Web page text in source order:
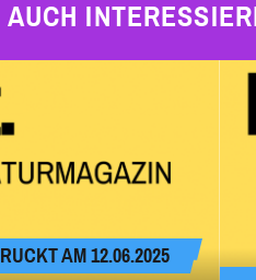
AM 12.06.2025